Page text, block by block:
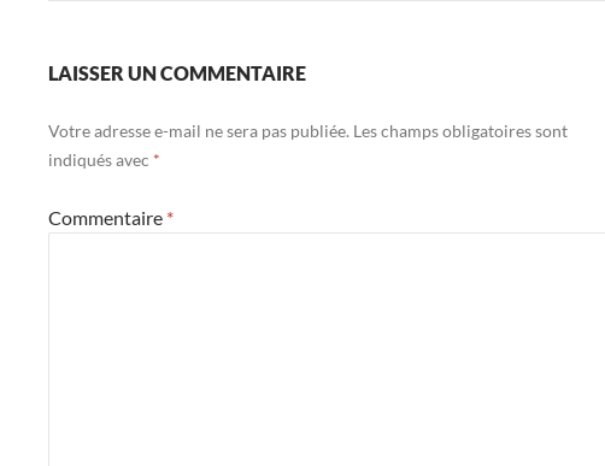
LAISSER UN COMMENTAIRE
Votre adresse e-mail ne sera pas publiée. Les champs obligatoires sont
indiqués avec *
Commentaire *